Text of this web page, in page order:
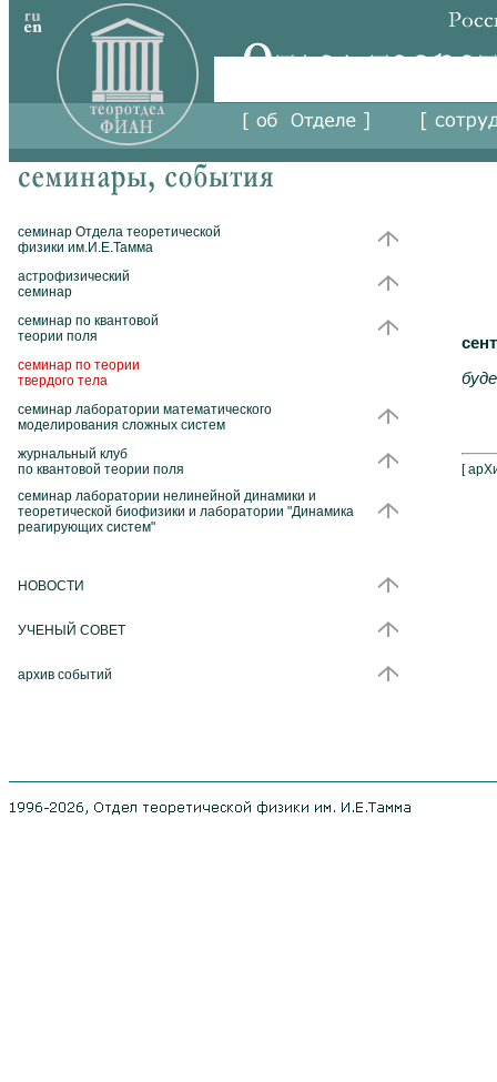
семинар Отдела теоретической
физики им.И.Е.Тамма
астрофизический
семинар
семинар по квантовой
теории поля
семинар по теории
твердого тела
семинар лаборатории математического
моделирования сложных систем
журнальный клуб
по квантовой теории поля
семинар лаборатории нелинейной динамики и
теоретической биофизики и лаборатории "Динамика
реагирующих систем"
НОВОСТИ
УЧЕНЫЙ СОВЕТ
архив событий
[